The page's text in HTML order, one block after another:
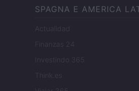
SPAGNA E AMERICA
Actualidad
Finanzas 24
Investindo 365
Think.es